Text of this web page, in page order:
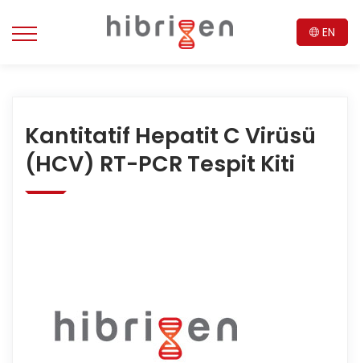
EN
Kantitatif Hepatit C Virüsü
(HCV) RT-PCR Tespit Kiti